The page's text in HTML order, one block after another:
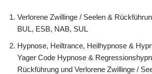
Verlorene Zwillinge / Seelen &
BUL, ESB, NAB, SUL
Hypnose, Heiltrance, Heilhypnose &
Yager Code Hypnose &
Rückführung und Verlorene Zwillinge /